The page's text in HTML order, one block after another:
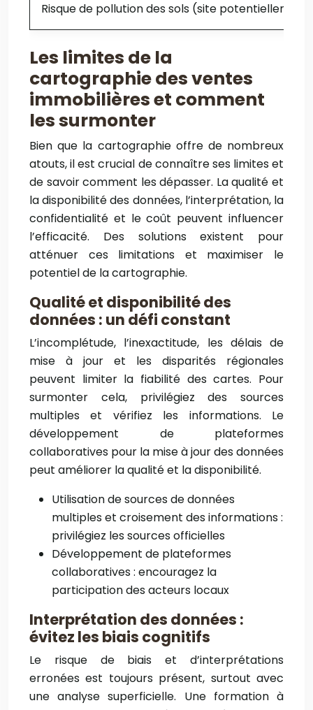
Risque de pollution des sols (site
Les limites de la
cartographie des ventes
immobilières et comment
les surmonter
Bien que la cartographie offre de nombreux
atouts, il est crucial de connaître ses limites et
de savoir comment les dépasser. La qualité et
la disponibilité des données, l’interprétation, la
confidentialité et le coût peuvent influencer
l’efficacité. Des solutions existent pour
atténuer ces limitations et maximiser le
potentiel de la cartographie.
Qualité et disponibilité des
données : un défi constant
L’incomplétude, l’inexactitude, les délais de
mise à jour et les disparités régionales
peuvent limiter la fiabilité des cartes. Pour
surmonter cela, privilégiez des sources
multiples et vérifiez les informations. Le
développement de plateformes
collaboratives pour la mise à jour des données
peut améliorer la qualité et la disponibilité.
Utilisation de sources de données
multiples et croisement des informations :
privilégiez les sources officielles
Développement de plateformes
collaboratives : encouragez la
participation des acteurs locaux
Interprétation des données :
évitez les biais cognitifs
Le risque de biais et d’interprétations
erronées est toujours présent, surtout avec
une analyse superficielle. Une formation à